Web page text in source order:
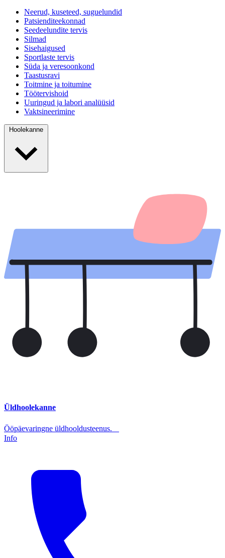
Neerud, kuseteed, suguelundid
Patsienditeekonnad
Seedeelundite tervis
Silmad
Sisehaigused
Sportlaste tervis
Süda ja veresoonkond
Taastusravi
Toitmine ja toitumine
Töötervishoid
Uuringud ja labori analüüsid
Vaktsineerimine
Hoolekanne
Üldhoolekanne
Ööpäevaringne üldhooldusteenus.
Info